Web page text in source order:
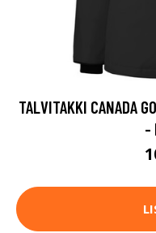
TALVITAKKI CANADA
-